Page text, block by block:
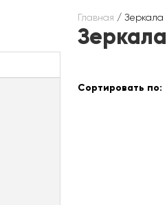
Главная / Зеркала
Зеркала
Сортировать по: